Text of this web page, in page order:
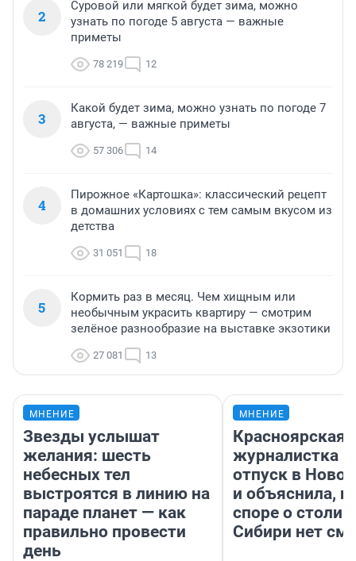
2
Суровой или мягкой будет зима, можно
узнать по погоде 5 августа — важные
приметы
78 219 12
3
Какой будет зима, можно узнать по погоде 7
августа, — важные приметы
57 306 14
4
Пирожное «Картошка»: классический рецепт
в домашних условиях с тем самым вкусом из
детства
31 051 18
5
Кормить раз в месяц. Чем хищным или
необычным украсить квартиру — смотрим
зелёное разнообразие на выставке экзотики
27 081 13
МНЕНИЕ
Звезды услышат
желания: шесть
небесных тел
выстроятся в линию на
параде планет — как
правильно провести
день
МНЕНИЕ
Красноярская
журналистка
отпуск в
и объяснила,
споре о
Сибири нет